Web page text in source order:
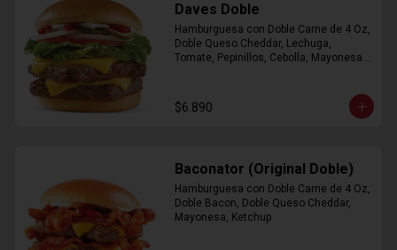
Daves Doble
Hamburguesa con Doble Carne de 4 Oz,
Doble Queso Cheddar, Lechuga,
Tomate, Pepinillos, Cebolla, Mayonesa,
$6.890
Baconator (Original Doble)
Hamburguesa con Doble Carne de 4 Oz,
Doble Bacon, Doble Queso Cheddar,
Mayonesa, Ketchup